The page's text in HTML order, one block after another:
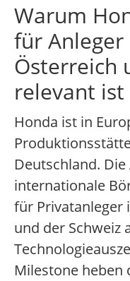
Warum
für
Österreich
relevant ist
Honda ist in
Deutschland.
internationale
für Privatanleger
und der Schweiz
Milestone heben